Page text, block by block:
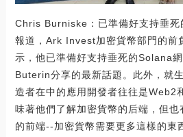
Chris Burniske：已準備好支持垂
報道，Ark Invest加密貨幣部門的
示，他已準備好支持垂死的Solana
Buterin分享的最新話題。此外，就
造者在中的應用開發者往往是Web2
味著他們了解加密貨幣的后端，但
的前端--加密貨幣需要更多這樣的東